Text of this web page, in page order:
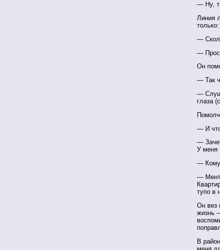
— Ну,
Линия
только:
—
—
Он
— Так
—
глаза
— И
—
У меня
—
—
тупо в
Он вез
жизнь
В